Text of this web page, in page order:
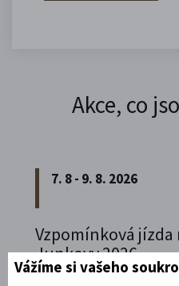
Akce, co
7. 8 - 9. 8. 2026
Vzpomínková jízda
Junkovy 2026
Vážíme si vašeho